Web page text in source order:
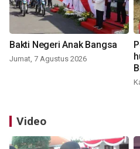
Bakti Negeri Anak Bangsa
Jumat, 7 Agustus 2026
Video